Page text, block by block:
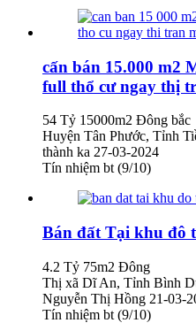
cấn bán 15.000 m2
full thổ cư ngay thị
54 Tỷ 15000m2 Đông bắc
Huyện Tân Phước, Tỉnh
thành ka 27-03-2024
Tín nhiệm bt (9/10)
Bán đất Tại khu đô
4.2 Tỷ 75m2 Đông
Thị xã Dĩ An, Tỉnh Bình
Nguyễn Thị Hồng 21-03-
Tín nhiệm bt (9/10)